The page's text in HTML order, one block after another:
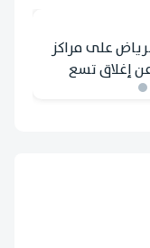
على مراكز
إغلاق تسع
مخالفة